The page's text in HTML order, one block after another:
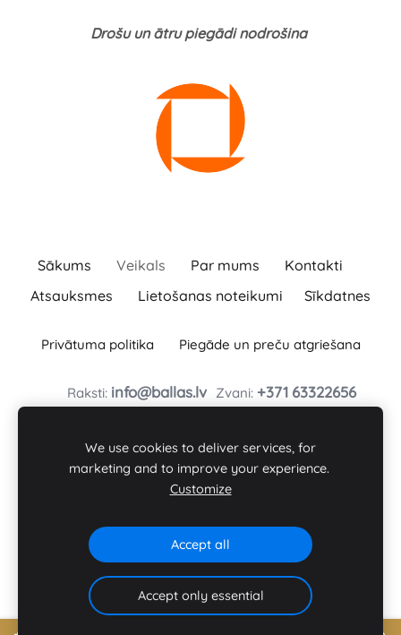
Drošu un ātru piegādi nodrošina
Sākums Veikals Par mums
Kontakti
Atsauksmes
Lietošanas noteikumi Sīkdatnes
Privātuma politika Piegāde un preču atgriešana
Raksti: info@ballas.lv Zvani: +371 63322656
Baļļas, Kuldīgas novads, Turlavas pagasts, LV-3329
Reģ. Nr. : 46101008197
Seko mums:
We use cookies to deliver services, for
marketing and to improve your experience.
Customize
Accept all
Accept only essential